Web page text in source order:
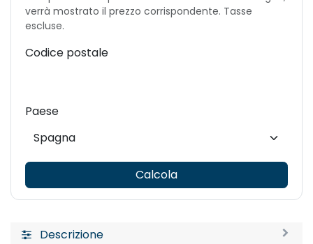
verrà mostrato il prezzo corrispondente. Tasse
escluse.
Codice postale
Paese
Calcola
Descrizione